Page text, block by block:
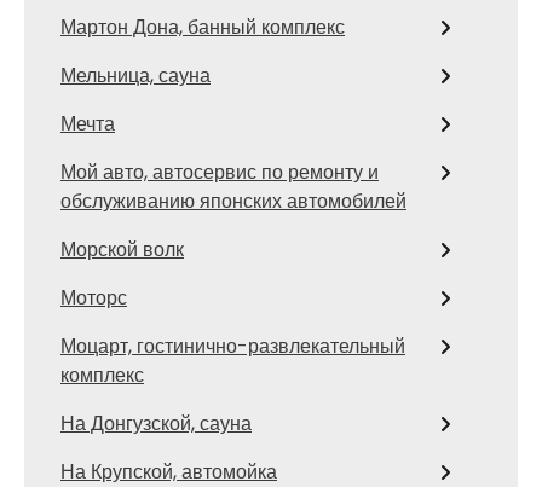
Мартон Дона, банный комплекс
Мельница, сауна
Мечта
Мой авто, автосервис по ремонту и
обслуживанию японских автомобилей
Морской волк
Моторс
Моцарт, гостинично-развлекательный
комплекс
На Донгузской, сауна
На Крупской, автомойка